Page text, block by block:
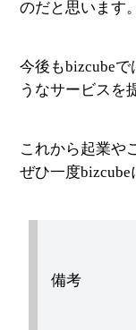
のだと思います。
今後もbizcube
うなサービスを
これから起業や
ぜひ一度bizcube
備考